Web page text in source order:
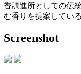
香調進所としての伝
む香りを提案してい
Screenshot